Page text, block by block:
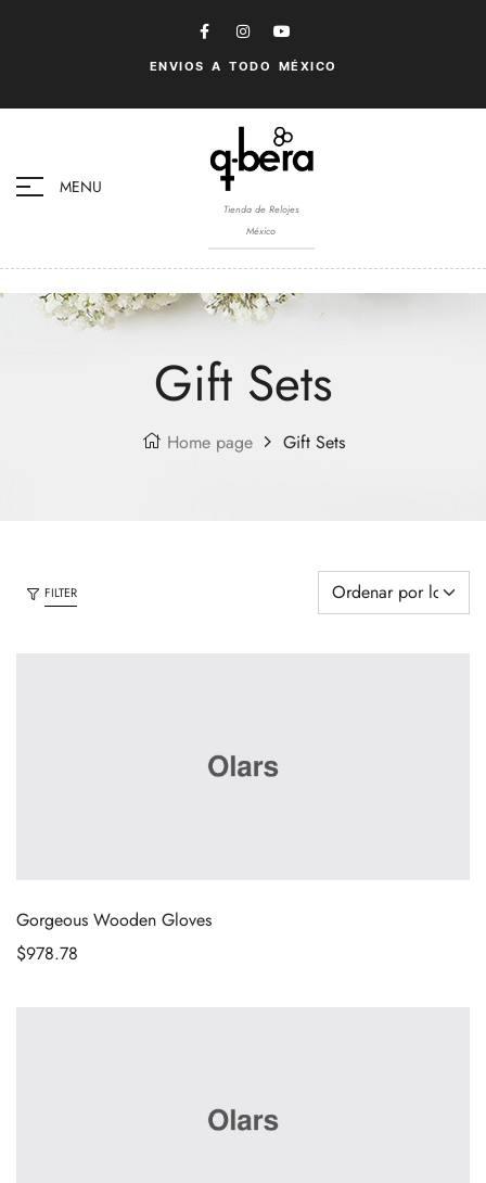
ENVIOS A TODO MÉXICO
MENU
Tienda de Relojes
México
Gift Sets
Home page Gift Sets
FILTER
Gorgeous Wooden Gloves
$978.78